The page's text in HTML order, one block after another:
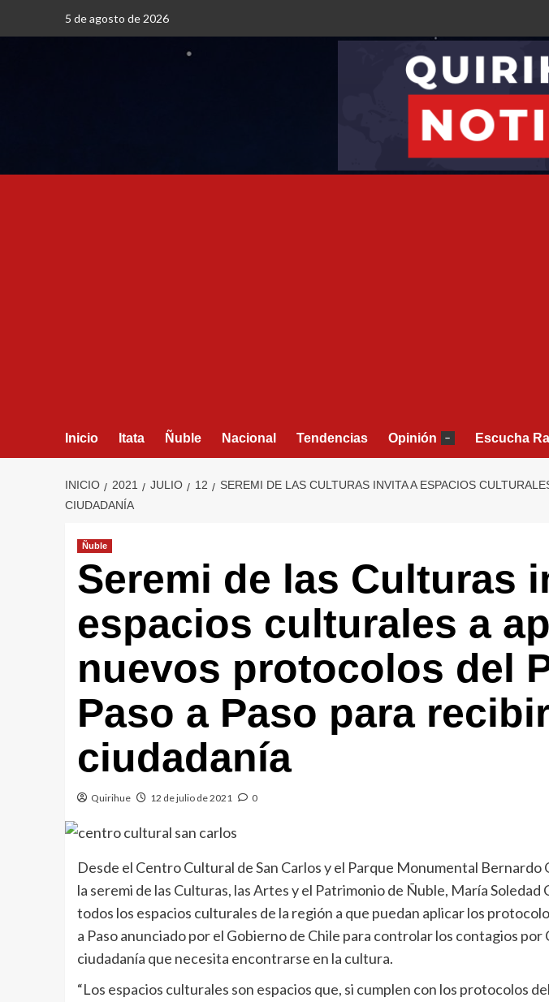
5 de agosto de 2026
Inicio Itata Ñuble Nacional Tendencias Opinión – Escucha
INICIO 2021 JULIO 12
SEREMI DE LAS CULTURAS INVITA A ESPACIOS
CIUDADANÍA
Ñuble
Seremi de las Culturas
espacios culturales a
nuevos protocolos del
Paso a Paso para
ciudadanía
Quirihue 12 de julio de 2021 0
Desde el Centro Cultural de San Carlos y el Parque Monumental Bernardo
la seremi de las Culturas, las Artes y el Patrimonio de Ñuble, María Soledad
todos los espacios culturales de la región a que puedan aplicar los
a Paso anunciado por el Gobierno de Chile para controlar los contagios por
ciudadanía que necesita encontrarse en la cultura.
“Los espacios culturales son espacios que, si cumplen con los protocolos